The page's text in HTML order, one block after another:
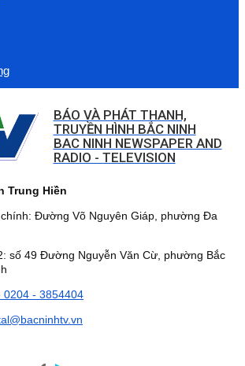
BÁO VÀ PHÁT THANH,
TRUYỀN HÌNH BẮC NINH
BAC NINH NEWSPAPER AND
RADIO - TELEVISION
Trung Hiền
Đường Võ Nguyên Giáp, phường Đa
Đường Nguyễn Văn Cừ, phường Bắc
0204 - 3854404